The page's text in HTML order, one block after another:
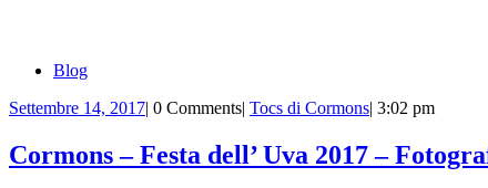
Blog
Settembre 14, 2017Settembre
2017
| 0 Comments| Tocs di CormonsTocs
Cormons
| 3:02 pm
Cormons – Festa dell’ Uva 2017 –